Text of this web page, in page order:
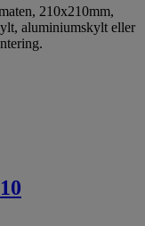
210x210mm,
aluminiumskylt eller